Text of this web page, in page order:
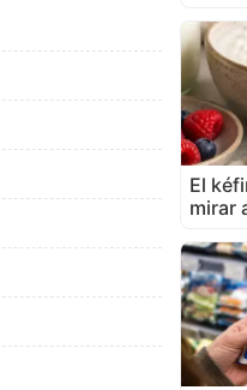
El
mirar